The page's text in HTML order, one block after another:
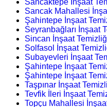
Sancaktepe İnşaat
Sancak Mahallesi
Şahintepe İnşaat
Seyranbağları İnşaat
Sincan İnşaat
Solfasol İnşaat
Subayevleri İnşaat
Şahintepe İnşaat
Şahintepe İnşaat
Taşpınar İnşaat
Tevfik İleri İnşaat
Topçu Mahallesi